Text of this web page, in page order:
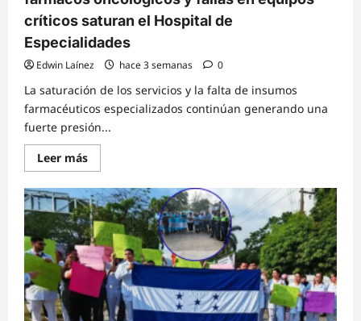
críticos saturan el Hospital de
Especialidades
Edwin Laínez hace 3 semanas 0
La saturación de los servicios y la falta de insumos
farmacéuticos especializados continúan generando una
fuerte presión...
Leer másRead
more
Crisis
en
el
IHSS:
Desabastecimiento
de
fármacos
oncológicos
fallas
en
equipos